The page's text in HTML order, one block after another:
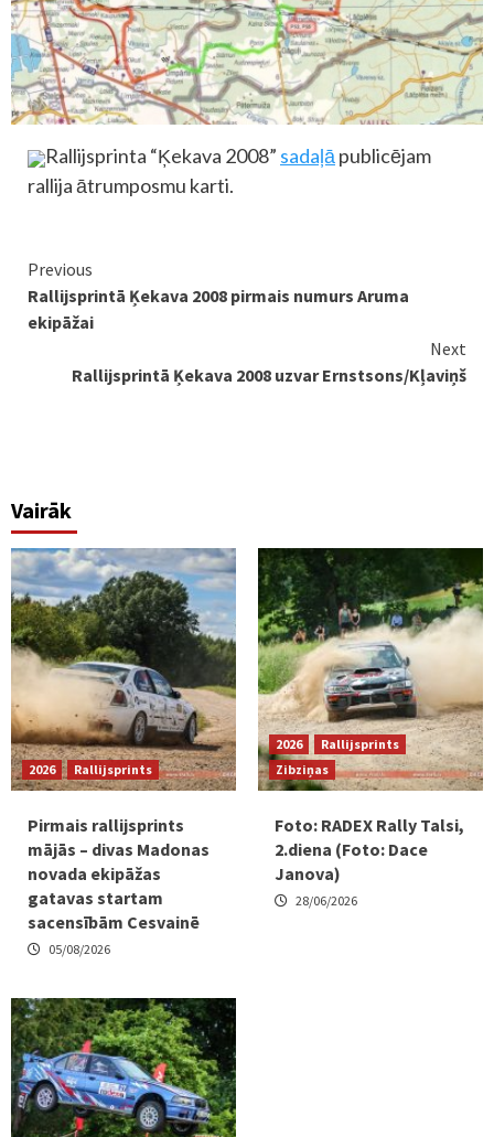
Rallijsprinta “Ķekava 2008” sadaļā publicējam
rallija ātrumposmu karti.
Continue
Reading
Previous
Rallijsprintā Ķekava 2008 pirmais numurs Aruma
ekipāžai
Next
Rallijsprintā Ķekava 2008 uzvar Ernstsons/Kļaviņš
Vairāk
2026 Rallijsprints
Pirmais rallijsprints
mājās – divas Madonas
novada ekipāžas
gatavas startam
sacensībām Cesvainē
05/08/2026
2026
Rallijsprints
Zibziņas
Foto: RADEX Rally Talsi,
2.diena (Foto: Dace
Janova)
28/06/2026